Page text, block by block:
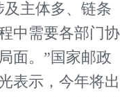
主体多、链条
中需要各部门协
面。”国家邮政
表示，今年将出